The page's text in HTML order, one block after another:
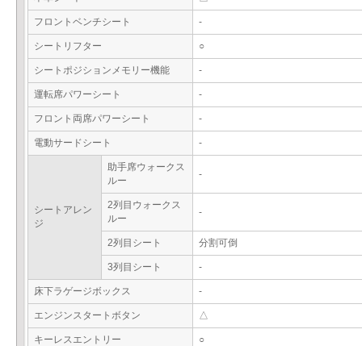
フロントベンチシート -
シートリフター ○
シートポジションメモリー機能 -
運転席パワーシート -
フロント両席パワーシート -
電動サードシート -
シートアレン
ジ
助手席ウォークス
ルー
-
2列目ウォークス
ルー
-
2列目シート 分割可倒
3列目シート -
床下ラゲージボックス -
エンジンスタートボタン △
キーレスエントリー ○